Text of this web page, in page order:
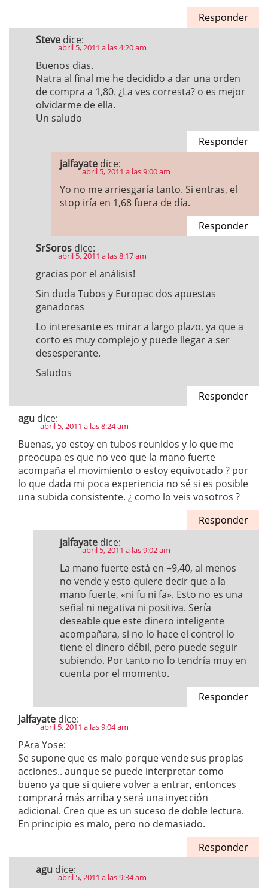
Responder
Steve dice:
abril 5, 2011 a las 4:20 am
Buenos dias.
Natra al final me he decidido a dar una orden
de compra a 1,80. ¿La ves corresta? o es mejor
olvidarme de ella.
Un saludo
Responder
jalfayate dice:
abril 5, 2011 a las 9:00 am
Yo no me arriesgaría tanto. Si entras, el
stop iría en 1,68 fuera de día.
Responder
SrSoros dice:
abril 5, 2011 a las 8:17 am
gracias por el análisis!
Sin duda Tubos y Europac dos apuestas
ganadoras
Lo interesante es mirar a largo plazo, ya que a
corto es muy complejo y puede llegar a ser
desesperante.
Saludos
Responder
agu dice:
abril 5, 2011 a las 8:24 am
Buenas, yo estoy en tubos reunidos y lo que me
preocupa es que no veo que la mano fuerte
acompaña el movimiento o estoy equivocado ? por
lo que dada mi poca experiencia no sé si es posible
una subida consistente. ¿ como lo veis vosotros ?
Responder
jalfayate dice:
abril 5, 2011 a las 9:02 am
La mano fuerte está en +9,40, al menos
no vende y esto quiere decir que a la
mano fuerte, «ni fu ni fa». Esto no es una
señal ni negativa ni positiva. Sería
deseable que este dinero inteligente
acompañara, si no lo hace el control lo
tiene el dinero débil, pero puede seguir
subiendo. Por tanto no lo tendría muy en
cuenta por el momento.
Responder
jalfayate dice:
abril 5, 2011 a las 9:04 am
PAra Yose:
Se supone que es malo porque vende sus propias
acciones.. aunque se puede interpretar como
bueno ya que si quiere volver a entrar, entonces
comprará más arriba y será una inyección
adicional. Creo que es un suceso de doble lectura.
En principio es malo, pero no demasiado.
Responder
agu dice:
abril 5, 2011 a las 9:34 am